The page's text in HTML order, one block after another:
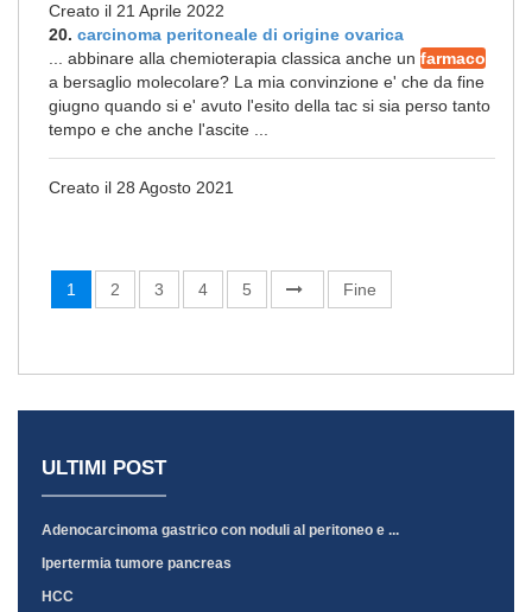
Creato il 21 Aprile 2022
20. carcinoma peritoneale di origine ovarica
... abbinare alla chemioterapia classica anche un farmaco
a bersaglio molecolare? La mia convinzione e' che da fine
giugno quando si e' avuto l'esito della tac si sia perso tanto
tempo e che anche l'ascite ...
Creato il 28 Agosto 2021
1 2 3 4 5 Fine
ULTIMI POST
Adenocarcinoma gastrico con noduli al peritoneo e ...
Ipertermia tumore pancreas
HCC